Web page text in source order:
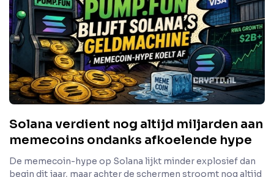
Solana verdient nog altijd miljarden aan
memecoins ondanks afkoelende hype
De memecoin-hype op Solana lijkt minder explosief dan
begin dit jaar, maar achter de schermen stroomt nog altijd